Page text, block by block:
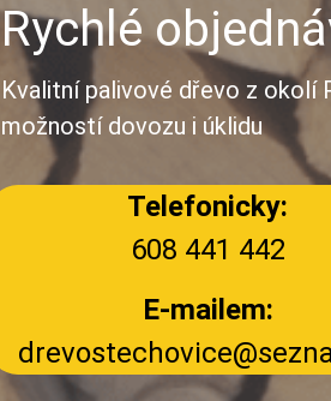
Rychlé
Kvalitní palivové dřevo z okolí
možností dovozu i úklidu
Telefonicky:
608 441 442
E-mailem: